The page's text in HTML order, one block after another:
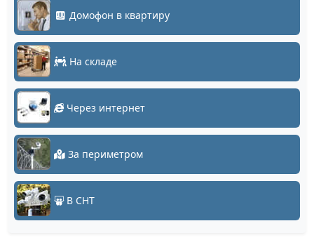
Домофон в квартиру
На складе
Через интернет
За периметром
В СНТ